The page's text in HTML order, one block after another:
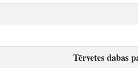
Tērvetes dabas